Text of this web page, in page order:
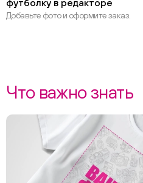
футболку в редакторе
Добавьте фото и оформите заказ.
Что важно знать